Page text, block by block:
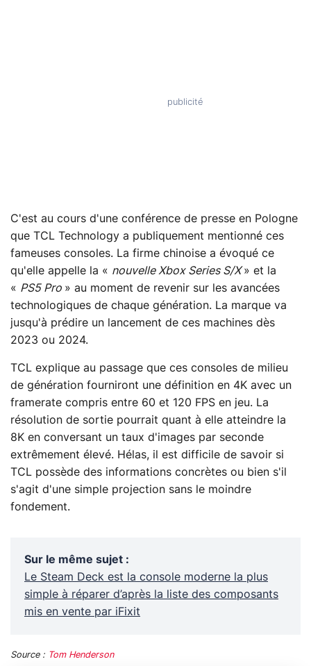
C'est au cours d'une conférence de presse en Pologne
que TCL Technology a publiquement mentionné ces
fameuses consoles. La firme chinoise a évoqué ce
qu'elle appelle la « nouvelle Xbox Series S/X» et la
« PS5 Pro » au moment de revenir sur les avancées
technologiques de chaque génération. La marque va
jusqu'à prédire un lancement de ces machines dès
2023 ou 2024.
TCL explique au passage que ces consoles de milieu
de génération fourniront une définition en 4K avec un
framerate compris entre 60 et 120 FPS en jeu. La
résolution de sortie pourrait quant à elle atteindre la
8K en conversant un taux d'images par seconde
extrêmement élevé. Hélas, il est difficile de savoir si
TCL possède des informations concrètes ou bien s'il
s'agit d'une simple projection sans le moindre
fondement.
Sur le même sujet :
Le Steam Deck est la console moderne la plus
simple à réparer d’après la liste des composants
mis en vente par iFixit
Source : Tom Henderson